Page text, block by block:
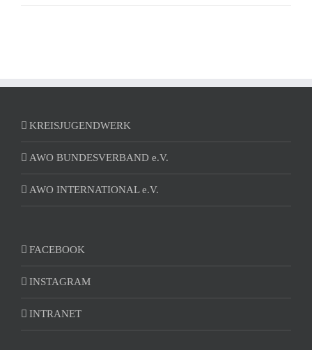
KREISJUGENDWERK
AWO BUNDESVERBAND e.V.
AWO INTERNATIONAL e.V.
FACEBOOK
INSTAGRAM
INTRANET